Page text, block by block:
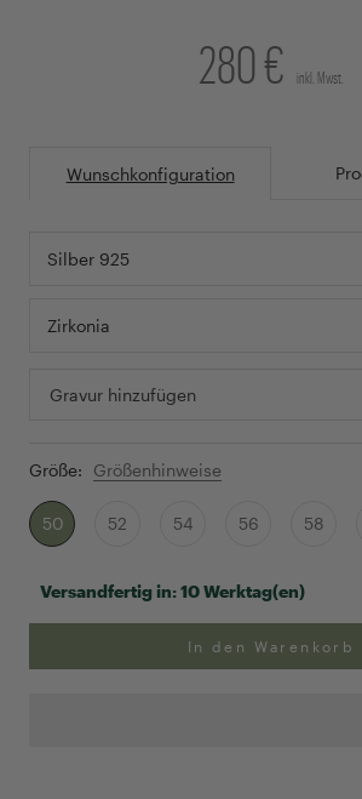
280 € inkl. Mwst.
Wunschkonfiguration
Silber 925
Zirkonia
Gravur hinzufügen
Größe: Größenhinweise
50 52 54 56 58
Versandfertig in:10 Werktag(en)
In den Warenkorb